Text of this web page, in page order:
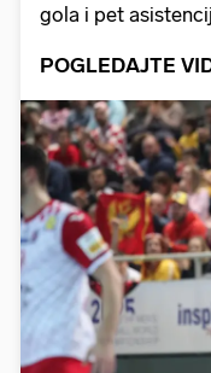
gola i pet
POGLEDAJTE